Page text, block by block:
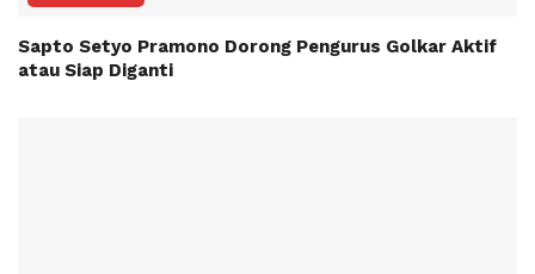
Sapto Setyo Pramono Dorong Pengurus Golkar Aktif
atau Siap Diganti